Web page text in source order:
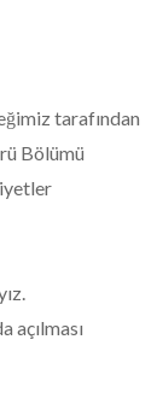
tarafından
Bölümü
açılması